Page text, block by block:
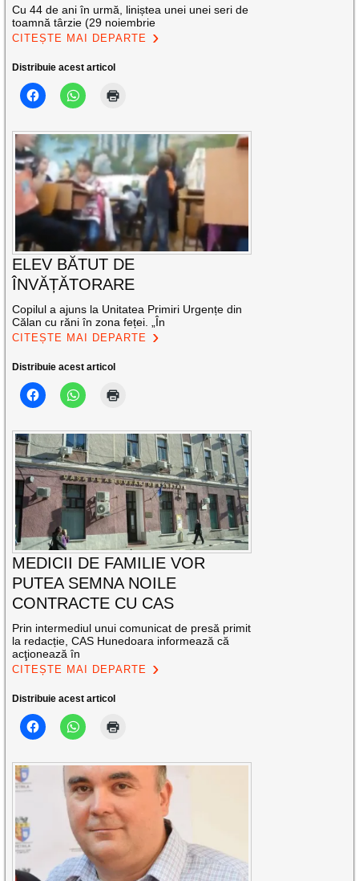
Cu 44 de ani în urmă, liniștea unei unei seri de
toamnă târzie (29 noiembrie
CITEȘTE MAI DEPARTE
Distribuie acest articol
ELEV BĂTUT DE
ÎNVĂȚĂTORARE
Copilul a ajuns la Unitatea Primiri Urgențe din
Călan cu răni în zona feței. „În
CITEȘTE MAI DEPARTE
Distribuie acest articol
MEDICII DE FAMILIE VOR
PUTEA SEMNA NOILE
CONTRACTE CU CAS
Prin intermediul unui comunicat de presă primit
la redacție, CAS Hunedoara informează că
acţionează în
CITEȘTE MAI DEPARTE
Distribuie acest articol